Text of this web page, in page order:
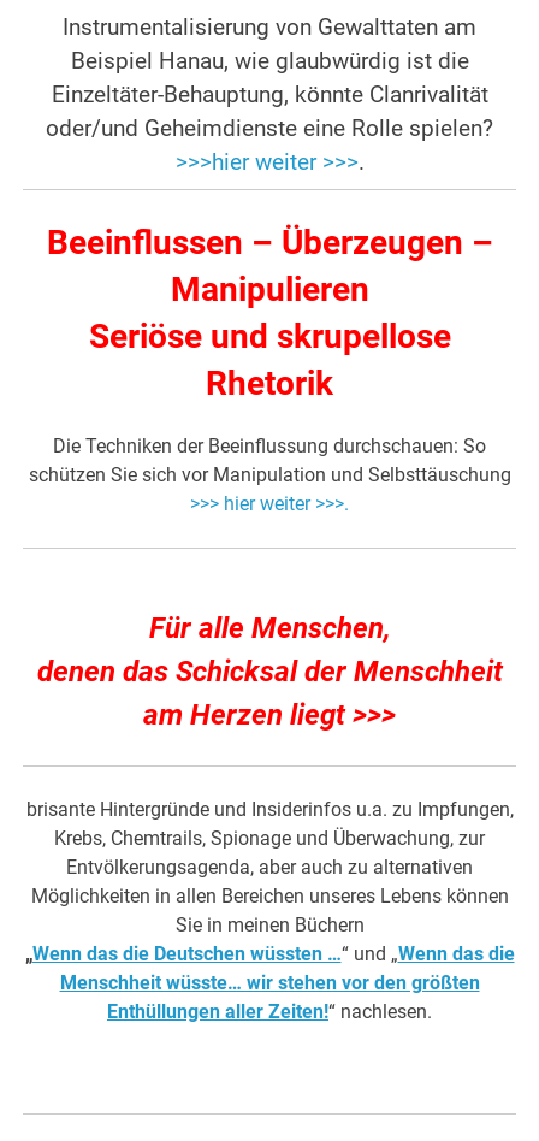
Instrumentalisierung von Gewalttaten am
Beispiel Hanau, wie glaubwürdig ist die
Einzeltäter-Behauptung, könnte Clanrivalität
oder/und Geheimdienste eine Rolle spielen?
>>>hier weiter >>>.
Beeinflussen – Überzeugen –
Manipulieren
Seriöse und skrupellose
Rhetorik
Die Techniken der Beeinflussung durchschauen: So
schützen Sie sich vor Manipulation und Selbsttäuschung
>>> hier weiter >>>.
Für alle Menschen,
denen das Schicksal der Menschheit
am Herzen liegt >>>
brisante Hintergründe und Insiderinfos u.a. zu Impfungen,
Krebs, Chemtrails, Spionage und Überwachung, zur
Entvölkerungsagenda, aber auch zu alternativen
Möglichkeiten in allen Bereichen unseres Lebens können
Sie in meinen Büchern
„Wenn das die Deutschen wüssten …“ und „Wenn das die
Menschheit wüsste… wir stehen vor den größten
Enthüllungen aller Zeiten!“ nachlesen.